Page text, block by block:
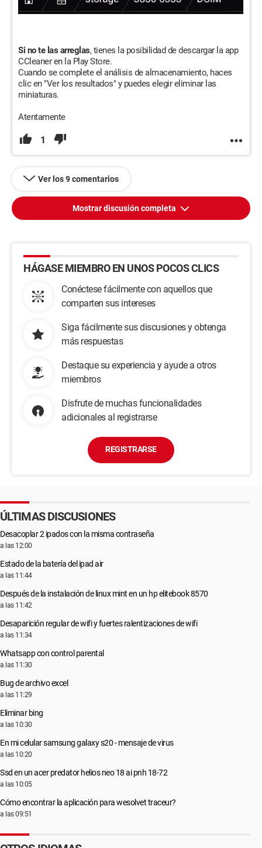
Si no te las arreglas, tienes la posibilidad de descargar la app
CCleaner en la Play Store.
Cuando se complete el análisis de almacenamiento, haces
clic en "Ver los resultados" y puedes elegir eliminar las
miniaturas.
Atentamente
1
Ver los 9 comentarios
Mostrar discusión completa
HÁGASE MIEMBRO EN UNOS POCOS CLICS
Conéctese fácilmente con aquellos que
comparten sus intereses
Siga fácilmente sus discusiones y obtenga
más respuestas
Destaque su experiencia y ayude a otros
miembros
Disfrute de muchas funcionalidades
adicionales al registrarse
REGISTRARSE
ÚLTIMAS DISCUSIONES
Desacoplar 2 ipados con la misma contraseña
a las 12:00
Estado de la batería del ipad air
a las 11:44
Después de la instalación de linux mint en un hp elitebook 8570
a las 11:42
Desaparición regular de wifi y fuertes ralentizaciones de wifi
a las 11:34
Whatsapp con control parental
a las 11:30
Bug de archivo excel
a las 11:29
Eliminar bing
a las 10:30
En mi celular samsung galaxy s20 - mensaje de virus
a las 10:20
Ssd en un acer predator helios neo 18 ai pnh 18-72
a las 10:05
Cómo encontrar la aplicación para wesolvet traceur?
a las 09:51